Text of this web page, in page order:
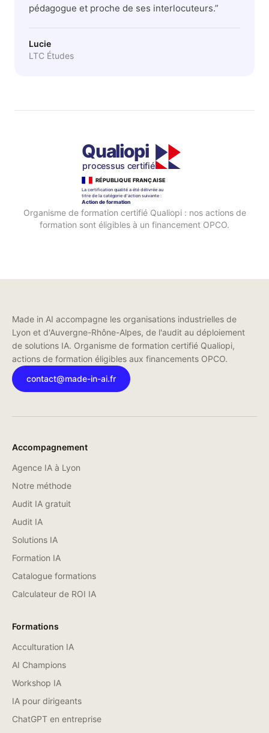
pédagogue et proche de ses interlocuteurs.”
Lucie
LTC Études
Organisme de formation certifié Qualiopi : nos actions de
formation sont éligibles à un financement OPCO.
Made in AI accompagne les organisations industrielles de
Lyon et d'Auvergne-Rhône-Alpes, de l'audit au déploiement
de solutions IA. Organisme de formation certifié Qualiopi,
actions de formation éligibles aux financements OPCO.
contact@made-in-ai.fr
Accompagnement
Agence IA à Lyon
Notre méthode
Audit IA gratuit
Audit IA
Solutions IA
Formation IA
Catalogue formations
Calculateur de ROI IA
Formations
Acculturation IA
AI Champions
Workshop IA
IA pour dirigeants
ChatGPT en entreprise